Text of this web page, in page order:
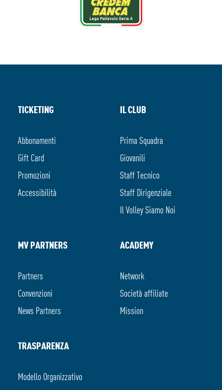
TICKETING
Abbonamenti
Gift Card
Promozioni
Accessibilità
IL CLUB
Prima Squadra
Giovanili
Staff Tecnico
Staff Dirigenziale
Il Volley Siamo Noi
MV PARTNERS
Partners
Convenzioni
News Partners
ACADEMY
Network
Società affiliate
Mission
TRASPARENZA
Modello Organizzativo